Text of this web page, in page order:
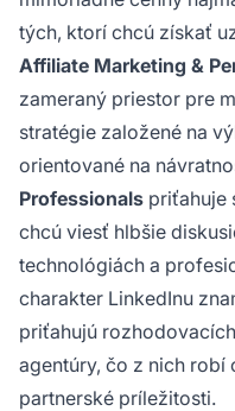
tých, ktorí chcú získať
Affiliate Marketing &
zameraný priestor pre
stratégie založené na
orientované na
Professionals priťahuje
chcú viesť hlbšie
technológiách a
charakter LinkedInu
priťahujú
agentúry, čo z nich robí
partnerské príležitosti.